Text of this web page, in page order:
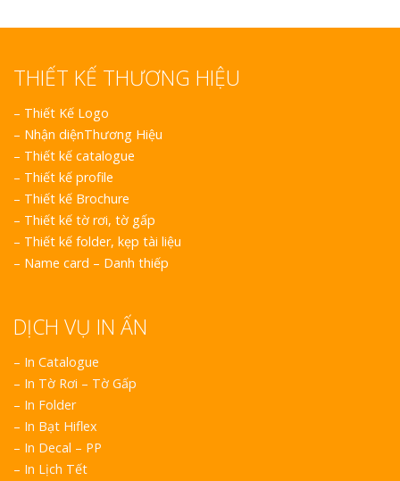
THIẾT KẾ THƯƠNG HIỆU
– Thiết Kế Logo
– Nhận diệnThương Hiệu
– Thiết kế catalogue
– Thiết kế profile
– Thiết kế Brochure
– Thiết kế tờ rơi, tờ gấp
– Thiết kế folder, kẹp tài liệu
– Name card – Danh thiếp
DỊCH VỤ IN ẤN
– In Catalogue
– In Tờ Rơi – Tờ Gấp
– In Folder
– In Bạt Hiflex
– In Decal – PP
– In Lịch Tết